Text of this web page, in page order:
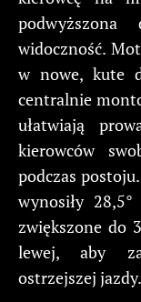
widoczność.
w nowe, kute
centralnie
ułatwiają
kierowców
podczas
wynosiły
zwiększone do
lewej, aby
ostrzejszej jazdy.